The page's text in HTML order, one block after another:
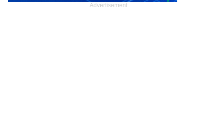
Advertisement